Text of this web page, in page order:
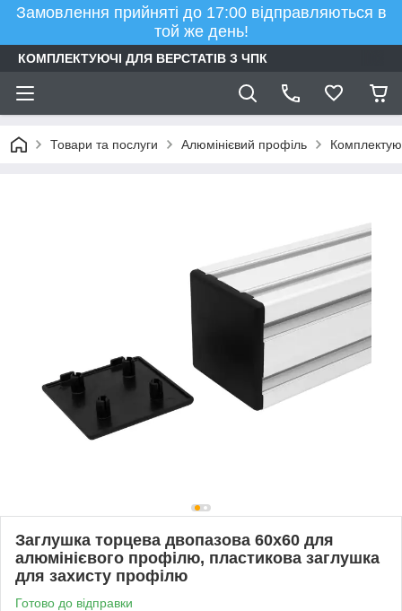
Замовлення прийняті до 17:00 відправляються в
той же день!
КОМПЛЕКТУЮЧІ ДЛЯ ВЕРСТАТІВ З ЧПК
Товари та послуги Алюмінієвий профіль
Заглушка торцева двопазова 60х60 для
алюмінієвого профілю, пластикова заглушка
для захисту профілю
Готово до відправки